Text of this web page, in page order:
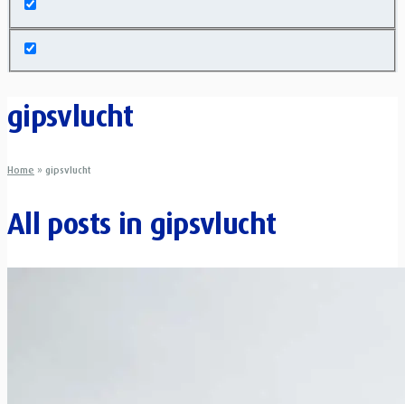
gipsvlucht
Home » gipsvlucht
All posts in gipsvlucht